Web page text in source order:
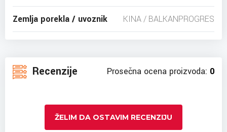
Zemlja porekla / uvoznik KINA / BALKANPROGRES
Recenzije Prosečna ocena proizvoda: 0
ŽELIM DA OSTAVIM RECENZIJU